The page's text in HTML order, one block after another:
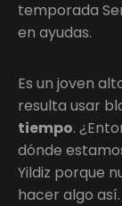
temporada
en ayudas.
Es un joven
resulta usar
tiempo.
dónde
Yildiz porque
hacer algo así.